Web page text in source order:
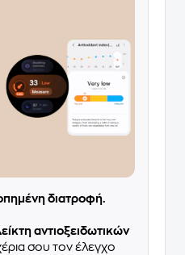
διατροφή.
αντιοξειδωτικών
σου τον έλεγχο